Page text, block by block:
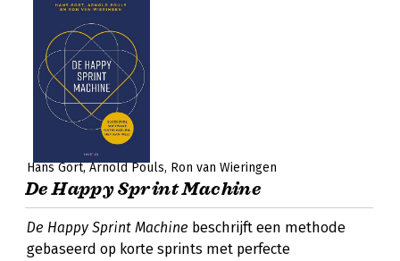
Hans Gort Arnold Pouls Ron van Wieringen
De Happy Sprint Machine
De Happy Sprint Machine beschrijft een methode
gebaseerd op korte sprints met perfecte